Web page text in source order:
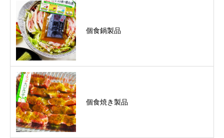
個食鍋製品
個食焼き製品